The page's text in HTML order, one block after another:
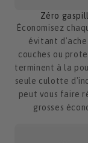
Zéro
Économisez
évitant
couches ou
terminent à la
seule culotte
peut vous faire
grosses